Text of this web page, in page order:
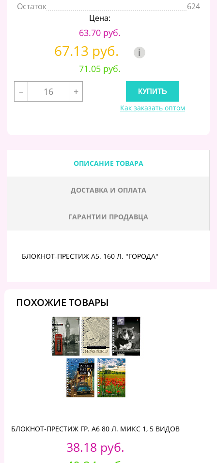
Остаток
624
Цена:
63.70 руб.
67.13 руб. i
71.05 руб.
–
+
Как заказать оптом
ОПИСАНИЕ ТОВАРА
ДОСТАВКА И ОПЛАТА
ГАРАНТИИ ПРОДАВЦА
БЛОКНОТ-ПРЕСТИЖ А5. 160 Л. "ГОРОДА"
ПОХОЖИЕ ТОВАРЫ
БЛОКНОТ-ПРЕСТИЖ ГР. А6 80 Л. МИКС 1, 5 ВИДОВ
38.18 руб.